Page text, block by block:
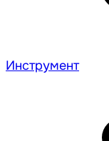
Инструмент